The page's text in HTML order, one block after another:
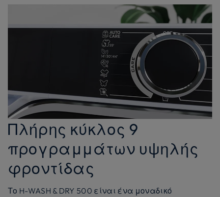
Πλήρης κύκλος 9
προγραμμάτων υψηλής
φροντίδας
Το H-WASH & DRY 500 είναι ένα μοναδικό